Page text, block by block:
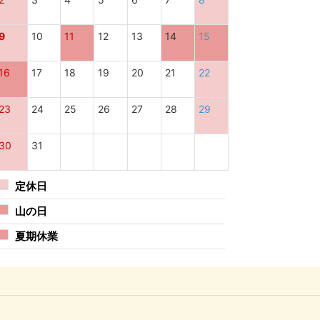
10 11 12 13 14 15
17 18 19 20 21 22
24 25 26 27 28 29
31
定休日
山の日
夏期休業